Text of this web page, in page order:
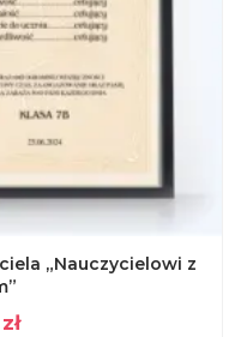
„Nauczycielowi z
zł